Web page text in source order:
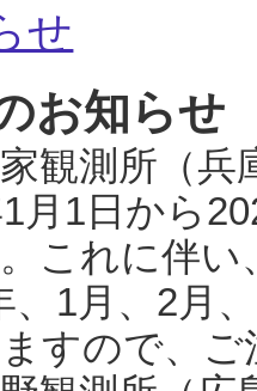
せ
お知らせ
観測所（
月1日から
これに伴い
、1月、2月
すので、